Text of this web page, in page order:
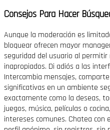
Consejos Para Hacer
Aunque la moderación es
bloquear ofrecen mayor
seguridad del usuario al
inapropiados. Di adiós a las
Intercambia mensajes,
significativas en un ambiente
exactamente como la deseas,
juegos, música, películas o
intereses comunes. Chatea